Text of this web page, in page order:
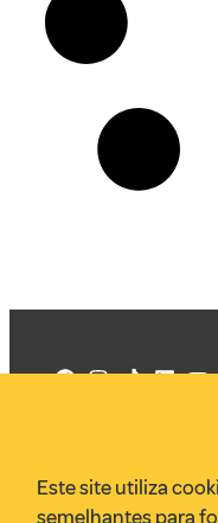
VR Assessoria
Este site utiliza
semelhantes para